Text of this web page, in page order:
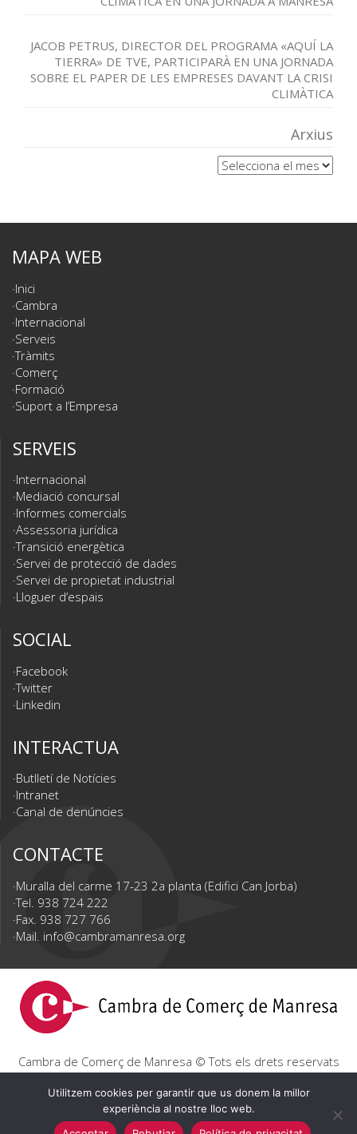
JACOB PETRUS, DIRECTOR DEL PROGRAMA «AQUÍ LA
TIERRA» DE TVE, PARTICIPARÀ EN UNA JORNADA
SOBRE EL PAPER DE LES EMPRESES DAVANT LA CRISI
CLIMÀTICA
Arxius
Arxius
MAPA WEB
Inici
Cambra
Internacional
Serveis
Tràmits
Comerç
Formació
Suport a l’Empresa
SERVEIS
Internacional
Mediació concursal
Informes comercials
Assessoria jurídica
Transició energètica
Servei de protecció de dades
Servei de propietat industrial
Lloguer d’espais
SOCIAL
Facebook
Twitter
Linkedin
INTERACTUA
Butlletí de Notícies
Intranet
Canal de denúncies
CONTACTE
Muralla del carme 17-23 2a planta (Edifici Can Jorba)
Tel. 938 724 222
Fax. 938 727 766
Mail. info@cambramanresa.org
Cambra de Comerç de Manresa © Tots els drets reservats
Avís Legal Política de privacitat Política de cookies
Utilitzem cookies per garantir que us donem la millor
experiència al nostre lloc web.